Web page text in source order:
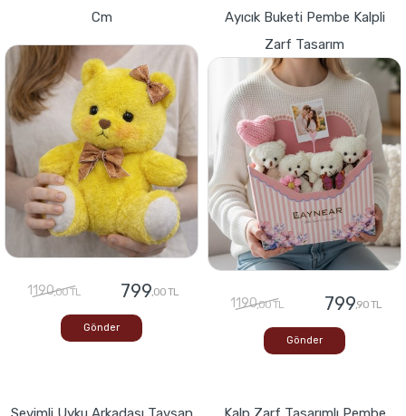
Cm
1190,00 TL 799,00 TL
Gönder
Ayıcık Buketi Pembe Kalpli
Zarf Tasarım
1190,00 TL 799,90 TL
Gönder